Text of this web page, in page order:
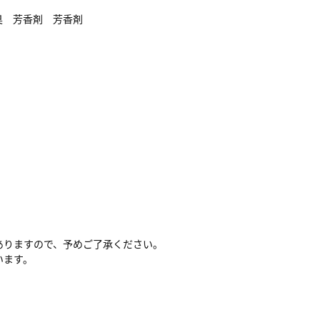
芳香剤 芳香剤
ますので、予めご了承ください。
す。